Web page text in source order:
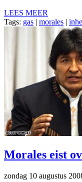
LEES MEER
Tags: gas | morales |
Morales eist
zondag 10 augustus